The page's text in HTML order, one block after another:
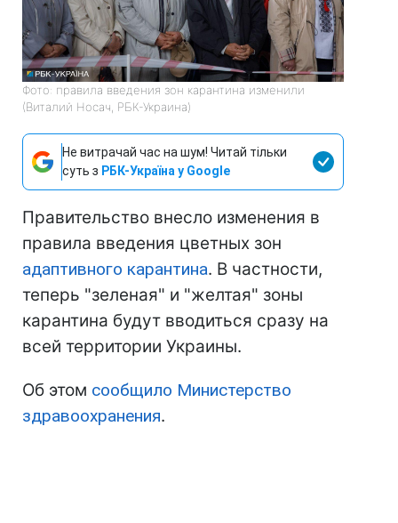
Фото: правила введения зон карантина изменили
(Виталий Носач, РБК-Украина)
Не витрачай час на шум! Читай тільки
суть з РБК-Україна у Google
Правительство внесло изменения в
правила введения цветных зон
адаптивного карантина. В частности,
теперь "зеленая" и "желтая" зоны
карантина будут вводиться сразу на
всей территории Украины.
Об этом сообщило Министерство
здравоохранения.